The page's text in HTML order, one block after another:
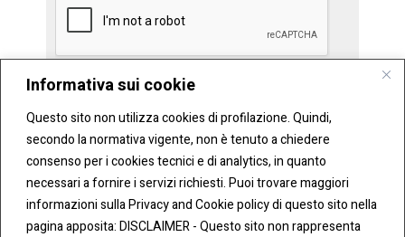
Informativa sui cookie
Questo sito non utilizza cookies di profilazione. Quindi,
secondo la normativa vigente, non è tenuto a chiedere
consenso per i cookies tecnici e di analytics, in quanto
necessari a fornire i servizi richiesti. Puoi trovare maggiori
informazioni sulla Privacy and Cookie policy di questo sito nella
pagina apposita: DISCLAIMER - Questo sito non rappresenta